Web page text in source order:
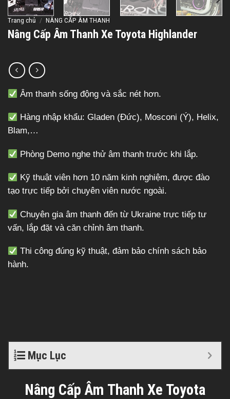
Trang chủ / NÂNG CẤP ÂM THANH
Nâng Cấp Âm Thanh Xe Toyota Highlander
Âm thanh sống động và sắc nét hơn.
Hàng nhập khẩu: Gladen (Đức), Mosconi (Ý), Helix,
Blam,…
Phòng Demo nghe thử âm thanh trước khi lắp.
Kỹ thuật viên hơn 10 năm kinh nghiệm, được đào
tạo trực tiếp bởi chuyên viên nước ngoài.
Chuyên gia âm thanh đến từ Ukraine trực tiếp tư
vấn, lắp đặt và căn chỉnh âm thanh.
Thi công đúng kỹ thuật, đảm bảo chính sách bảo
hành.
Mục Lục
Nâng Cấp Âm Thanh Xe Toyota